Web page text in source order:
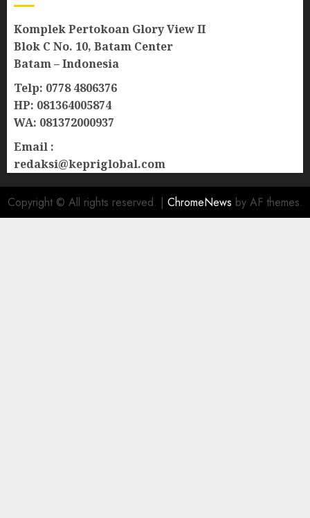
Komplek Pertokoan Glory View II
Blok C No. 10, Batam Center
Batam – Indonesia
Telp: 0778 4806376
HP: 081364005874
WA: 081372000937
Email :
redaksi@kepriglobal.com
Copyright © All rights reserved. | ChromeNews by AF themes.